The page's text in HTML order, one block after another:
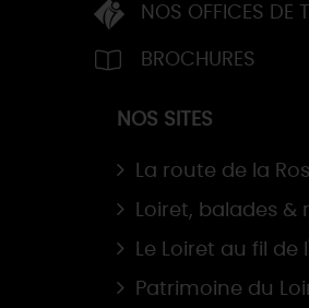
NOS OFFICES DE
BROCHURES
NOS SITES
La route de la
Loiret, balades &
Le Loiret au fil de
Patrimoine du